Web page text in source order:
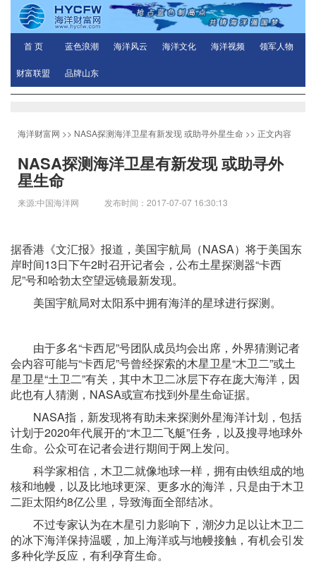
首 页 蓝色浪潮 海洋风云 海洋文化 海洋视频 领军人物
财富联盟 品牌山东
海洋财富网 >> NASA探测海洋卫星有新发现 或助寻外星生命 >> 正文内容
NASA探测海洋卫星有新发现 或助寻外
星生命
来源:中国海洋网 发布时间：2017-07-07 16:30:13
据香港《文汇报》报道，美国宇航局（NASA）将于美国东
岸时间13日下午2时召开记者会，公布土星探测器“卡西
尼”号和哈勃太空望远镜最新发现。
美国宇航局对太阳系中拥有海洋的星球进行探测。
由于多名“卡西尼”号团队成员均会出席，外界猜测记者
会内容可能与“卡西尼”号曾经探索的木星卫星“木卫二”或土
星卫星“土卫二”有关，其中木卫二冰层下存在庞大海洋，因
此也有人猜测，NASA或宣布找到外星生命证据。
NASA指，新发现将有助未来探测外星海洋计划，包括
计划于2020年代展开的“木卫二飞艇”任务，以及搜寻地球外
生命。公众可在记者会进行期间于网上发问。
科学家相信，木卫二就像地球一样，拥有由铁组成的地
核和地幔，以及比地球更深、更多水的海洋，只是由于木卫
二距太阳约8亿公里，导致海面全部结冰。
不过专家认为在木星引力影响下，潮汐力足以让木卫二
的冰下海洋保持温暖，加上海洋或与地幔接触，有机会引发
多种化学反应，有利孕育生命。